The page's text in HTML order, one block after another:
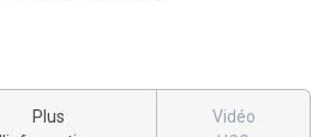
Plus
Vidéo